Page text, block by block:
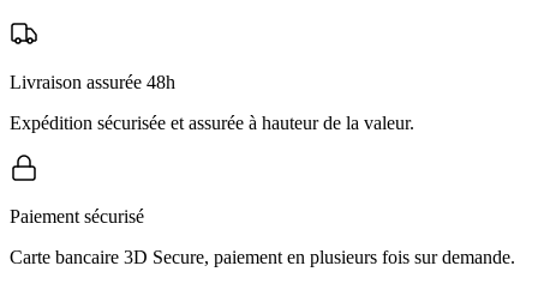
Livraison assurée 48h
Expédition sécurisée et assurée à hauteur de la valeur.
Paiement sécurisé
Carte bancaire 3D Secure, paiement en plusieurs fois sur demande.